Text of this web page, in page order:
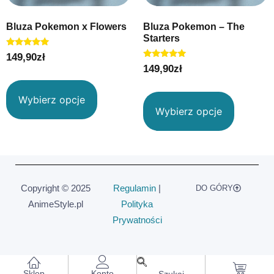
Bluza Pokemon x Flowers
Oceniono
5.00
149,90zł
Wybierz opcje
Bluza Pokemon – The
Starters
Oceniono
5.00
149,90zł
Wybierz opcje
Copyright © 2025
AnimeStyle.pl
Regulamin |
Polityka
Prywatności
DO GÓRY